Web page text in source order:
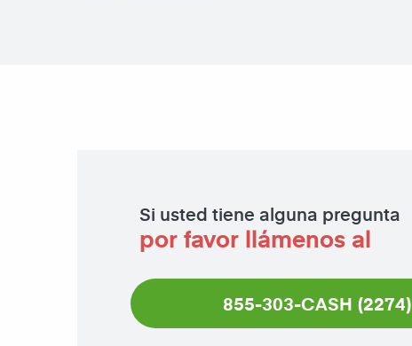
Si usted tiene alguna pregunta
por favor llámenos al
855-303-CASH (2274)